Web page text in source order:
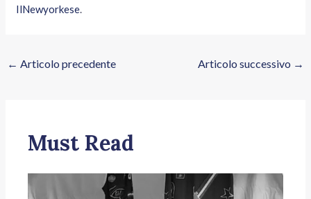
IlNewyorkese.
← Articolo precedente Articolo successivo →
Must Read